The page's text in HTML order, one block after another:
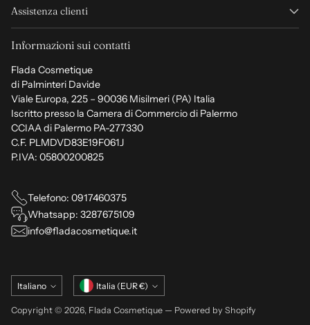
Assistenza clienti
Informazioni sui contatti
Flada Cosmetique
di Palminteri Davide
Viale Europa, 225 – 90036 Misilmeri (PA) Italia
Iscritto presso la Camera di Commercio di Palermo
CCIAA di Palermo PA-277330
C.F. PLMDVD83E19F061J
P.IVA: 05800200825
Telefono: 0917460375
Whatsapp: 3287675109
info@fladacosmetique.it
Lingua
Italiano Valuta Italia (EUR €)
Copyright © 2026, Flada Cosmetique — Powered by Shopify